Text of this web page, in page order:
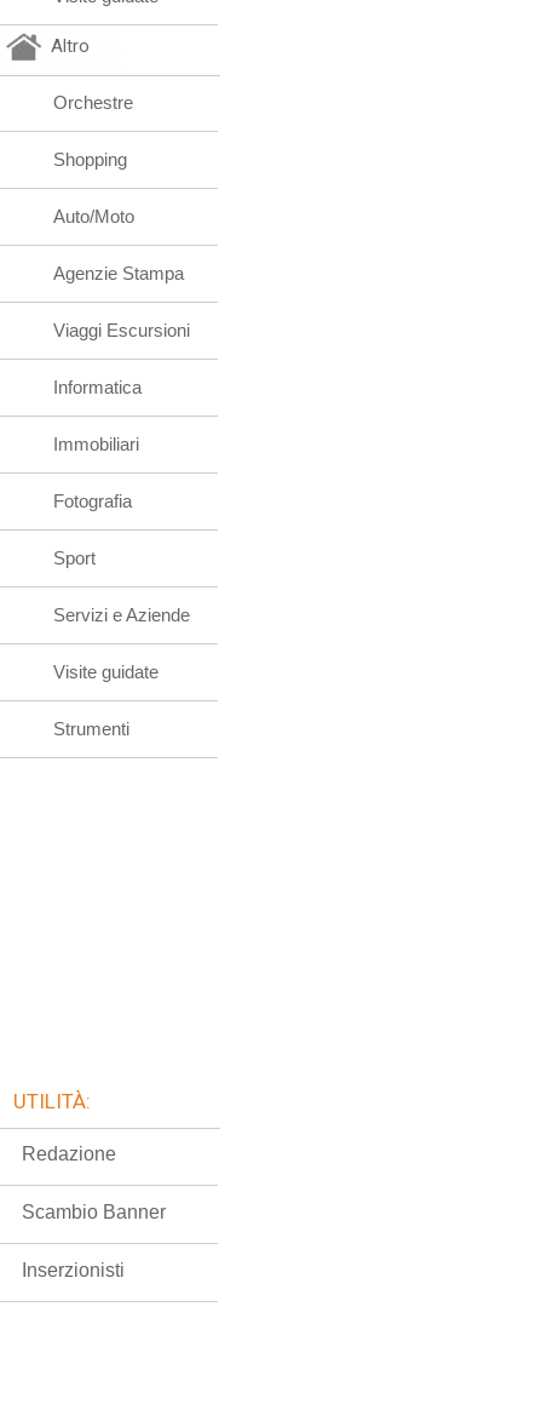
Altro
Orchestre
Shopping
Auto/Moto
Agenzie Stampa
Viaggi Escursioni
Informatica
Immobiliari
Fotografia
Sport
Servizi e Aziende
Visite guidate
Strumenti
UTILITÀ:
Redazione
Scambio Banner
Inserzionisti